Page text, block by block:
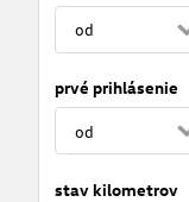
prvé prihlásenie
stav kilometrov